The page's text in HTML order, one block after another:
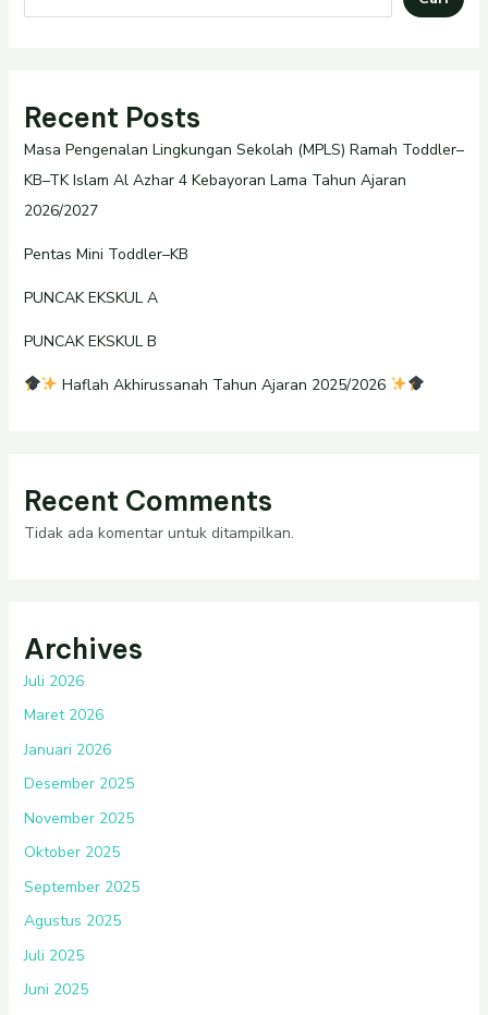
Recent Posts
Masa Pengenalan Lingkungan Sekolah (MPLS) Ramah Toddler–
KB–TK Islam Al Azhar 4 Kebayoran Lama Tahun Ajaran
2026/2027
Pentas Mini Toddler–KB
PUNCAK EKSKUL A
PUNCAK EKSKUL B
Haflah Akhirussanah Tahun Ajaran 2025/2026
Recent Comments
Tidak ada komentar untuk ditampilkan.
Archives
Juli 2026
Maret 2026
Januari 2026
Desember 2025
November 2025
Oktober 2025
September 2025
Agustus 2025
Juli 2025
Juni 2025